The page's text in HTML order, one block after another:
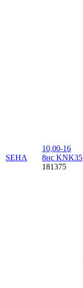
SEHA
10,00-16
8нс KNK35
181375